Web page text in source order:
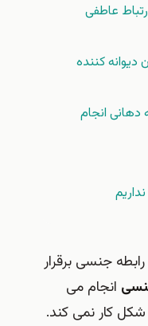
عاطفی
دیوانه کننده
دهانی انجام
جنسی برقرار
انجام می
کار نمی کند.